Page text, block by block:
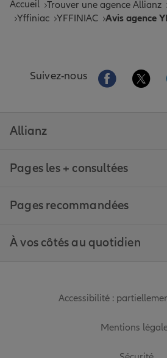
Accueil Trouver une agence Allianz
Yffiniac YFFINIAC Avis agence
Suivez-nous Aller sur laAller
Allianz
Pages les + consultées
Pages recommandées
À vos côtés au quotidien
Accessibilité :
Mentions